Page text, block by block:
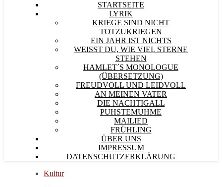
STARTSEITE
LYRIK
KRIEGE SIND NICHT
TOTZUKRIEGEN
EIN JAHR IST NICHTS
WEISST DU, WIE VIEL STERNE S
TEHEN
HAMLET´S MONOLOGUE
(ÜBERSETZUNG)
FREUDVOLL UND LEIDVOLL
AN MEINEN VATER
DIE NACHTIGALL
PUHSTEMUHME
MAILIED
FRÜHLING
ÜBER UNS
IMPRESSUM
DATENSCHUTZERKLÄRUNG
Kultur